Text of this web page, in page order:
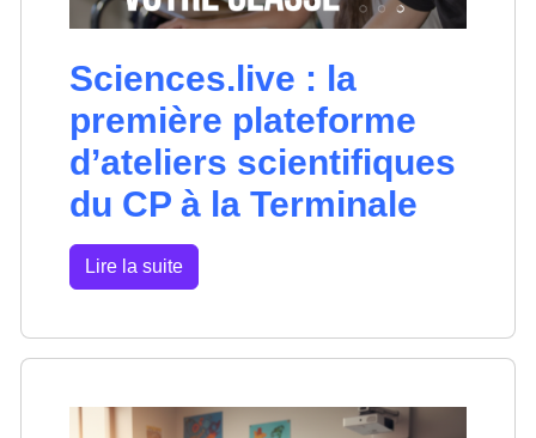
Sciences.live : la
première plateforme
d’ateliers scientifiques
du CP à la Terminale
Lire la suite